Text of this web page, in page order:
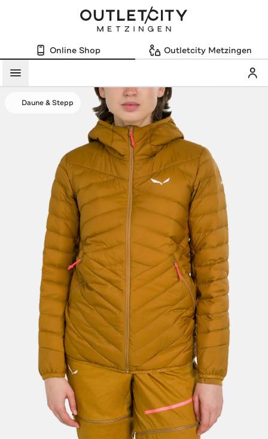
Online Shop Outletcity Metzingen
Menü
Daune & Stepp